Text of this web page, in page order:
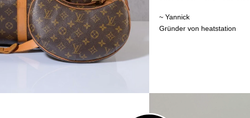
~ Yannick
Gründer von heatstation